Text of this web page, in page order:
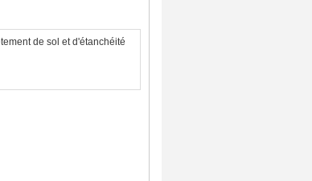
de sol et d'étanchéité